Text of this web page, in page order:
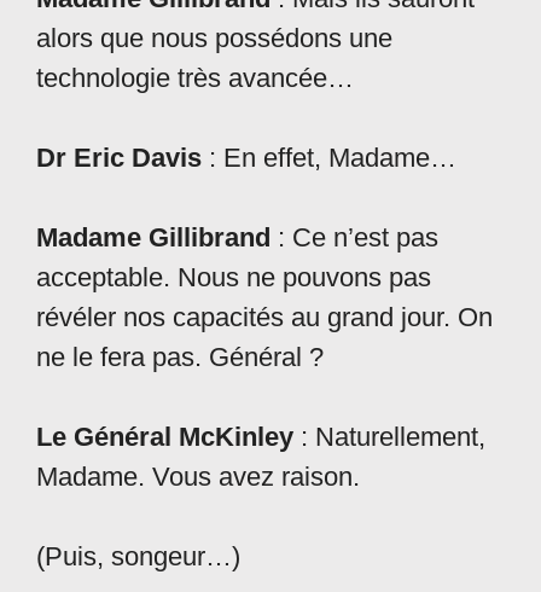
alors que nous possédons une
technologie très avancée…
Dr Eric Davis : En effet, Madame…
Madame Gillibrand : Ce n’est pas
acceptable. Nous ne pouvons pas
révéler nos capacités au grand jour. On
ne le fera pas. Général ?
Le Général McKinley : Naturellement,
Madame. Vous avez raison.
(Puis, songeur…)